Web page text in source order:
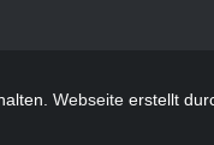
Webseiteerstellt